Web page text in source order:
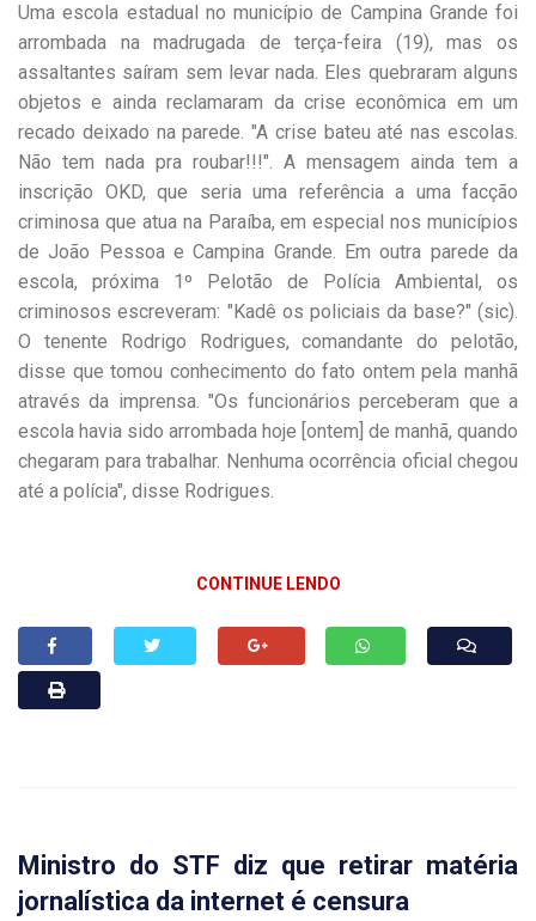
Uma escola estadual no município de Campina Grande foi
arrombada na madrugada de terça-feira (19), mas os
assaltantes saíram sem levar nada. Eles quebraram alguns
objetos e ainda reclamaram da crise econômica em um
recado deixado na parede. "A crise bateu até nas escolas.
Não tem nada pra roubar!!!". A mensagem ainda tem a
inscrição OKD, que seria uma referência a uma facção
criminosa que atua na Paraíba, em especial nos municípios
de João Pessoa e Campina Grande. Em outra parede da
escola, próxima 1º Pelotão de Polícia Ambiental, os
criminosos escreveram: "Kadê os policiais da base?" (sic).
O tenente Rodrigo Rodrigues, comandante do pelotão,
disse que tomou conhecimento do fato ontem pela manhã
através da imprensa. "Os funcionários perceberam que a
escola havia sido arrombada hoje [ontem] de manhã, quando
chegaram para trabalhar. Nenhuma ocorrência oficial chegou
até a polícia", disse Rodrigues.
CONTINUE LENDO
Ministro do STF diz que retirar matéria
jornalística da internet é censura